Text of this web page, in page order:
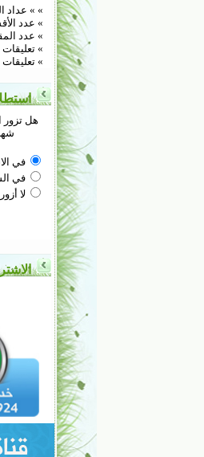
» » عداد الزوار
» عدد
» عدد
» تعليقات
» تعليقات
هل تزور
في
في
لا أزورها